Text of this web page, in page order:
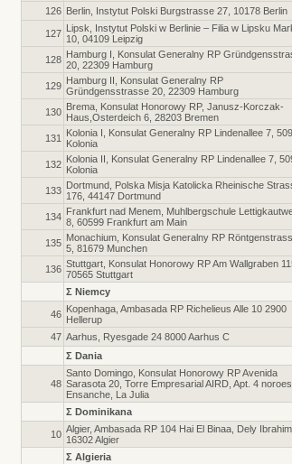
126 Berlin, Instytut Polski Burgstrasse 27, 10178 Berlin
127 Lipsk, Instytut Polski w Berlinie – Filia w Lipsku
10, 04109 Leipzig
128 Hamburg I, Konsulat Generalny RP
20, 22309 Hamburg
129 Hamburg II, Konsulat Generalny RP
Gründgensstrasse 20, 22309 Hamburg
130 Brema, Konsulat Honorowy RP, Janusz-Korczak-
Haus,Osterdeich 6, 28203 Bremen
131
Kolonia I, Konsulat Generalny RP Lindenallee 7,
Kolonia
132 Kolonia II, Konsulat Generalny RP Lindenallee 7,
Kolonia
133 Dortmund, Polska Misja Katolicka Rheinische
176, 44147 Dortmund
134 Frankfurt nad Menem, Muhlbergschule
8, 60599 Frankfurt am Main
135 Monachium, Konsulat Generalny RP
5, 81679 Munchen
136 Stuttgart, Konsulat Honorowy RP Am Wallgraben
70565 Stuttgart
Σ Niemcy
46 Kopenhaga, Ambasada RP Richelieus Alle 10 2900
Hellerup
47 Aarhus, Ryesgade 24 8000 Aarhus C
Σ Dania
48
Santo Domingo, Konsulat Honorowy RP Avenida
Sarasota 20, Torre Empresarial AIRD, Apt. 4
Ensanche, La Julia
Σ Dominikana
10 Algier, Ambasada RP 104 Hai El Binaa, Dely Ibrahim,
16302 Algier
Σ Algieria